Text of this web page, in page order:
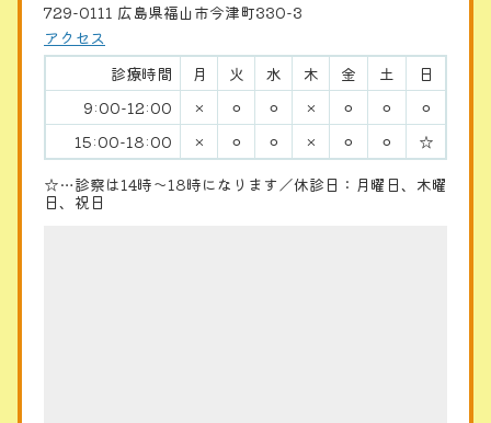
729-0111 広島県福山市今津町330-3
アクセス
診療時間
月 火 水 木 金 土
日
9:00-12:00
× ⚪︎ ⚪︎ × ⚪︎ ⚪︎
⚪︎
15:00-18:00
× ⚪︎ ⚪︎ × ⚪︎ ⚪︎
☆
☆…診察は14時〜18時になります／休診日：月曜日、木曜
日、祝日